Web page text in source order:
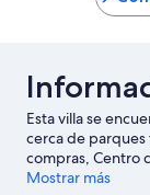
Esta villa se
cerca de parques
compras, Centro
obligatoria. Para
Mostrar más